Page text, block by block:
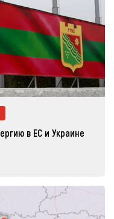
в ЕС и Украине